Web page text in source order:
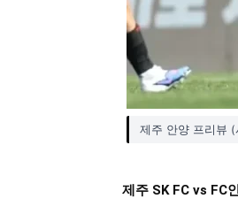
제주 안양 프리뷰
제주 SK FC vs FC